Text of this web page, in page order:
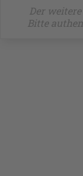
Der
Bitte